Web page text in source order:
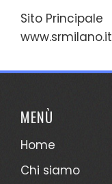
Sito Principale
www.srmilano.it
MENÙ
Home
Chi siamo